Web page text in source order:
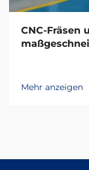
CNC-Fräsen
Mehr anzeigen